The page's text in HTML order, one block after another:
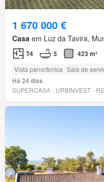
1 670 000 €
Casa em Luz da Tavira,
T4 5 423 m²
Vista panorâmica Sala de
Há 24 dias
SUPERCASA - URBINVEST -